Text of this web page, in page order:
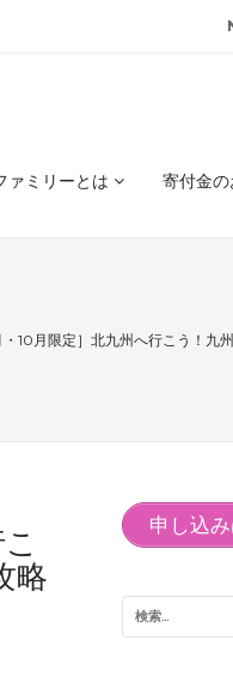
ァミリーとは 寄付金
・10月限定］北九州へ行こう！九
略
申し込